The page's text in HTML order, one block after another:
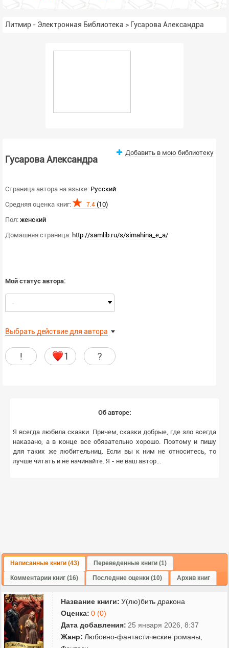
Литмир - Электронная Библиотека > Гусарова Александра
Гусарова Александра
Добавить в мою библиотеку
Страница автора на языке: Русский
Средняя оценка книг:
7.4 (10)
Пол: женский
Домашняя страница: http://samlib.ru/s/simahina_e_a/
Мой статус автора:
-
Выбрать действие для автора
! 1 ?
Об авторе:
Я всегда любила сказки. Причем, сказки добрые, где зло всегда
наказано, а в конце все обязательно хорошо. Поэтому и пишу
для таких же любительниц. Если вы к ним не относитесь, то
лучше читать и не начинайте. Я - не ваш автор...
Написанные книги (43) Переведенные книги (1)
Комментарии книг (16) Последние оценки (10) Архив книг
Название книги: У(лю)бить дракона
Оценка: 0 (0)
Дата добавления: 25 января 2026, 8:37
Жанр: Любовно-фантастические романы